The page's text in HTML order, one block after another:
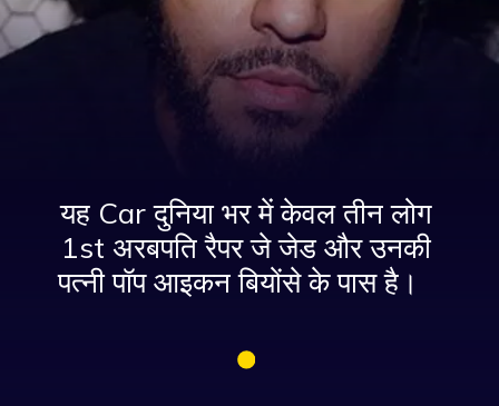
यह Car दुनिया भर में केवल तीन लोग
1st अरबपति रैपर जे जेड और उनकी
पत्नी पॉप आइकन बियोंसे के पास है।